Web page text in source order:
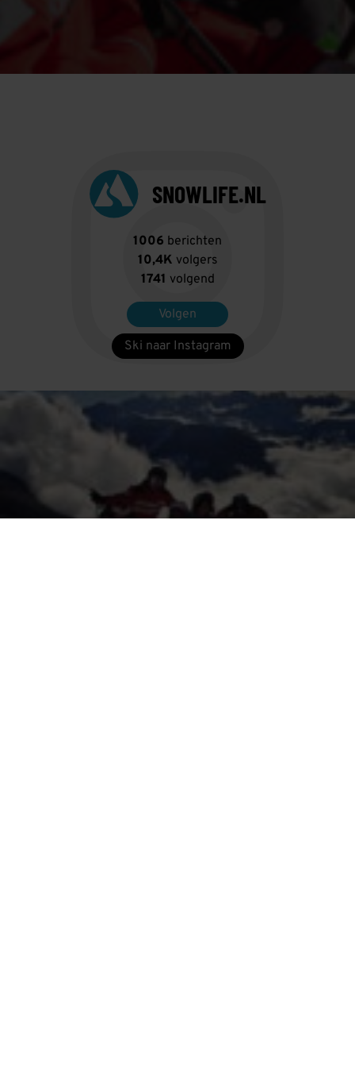
SNOWLIFE.NL
1006 berichten
10,4K volgers
1741 volgend
Volgen
Ski naar Instagram